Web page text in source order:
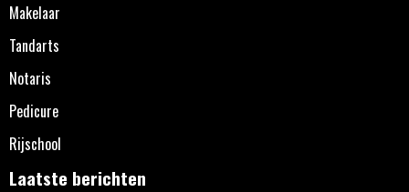
Makelaar
Tandarts
Notaris
Pedicure
Rijschool
Laatste berichten